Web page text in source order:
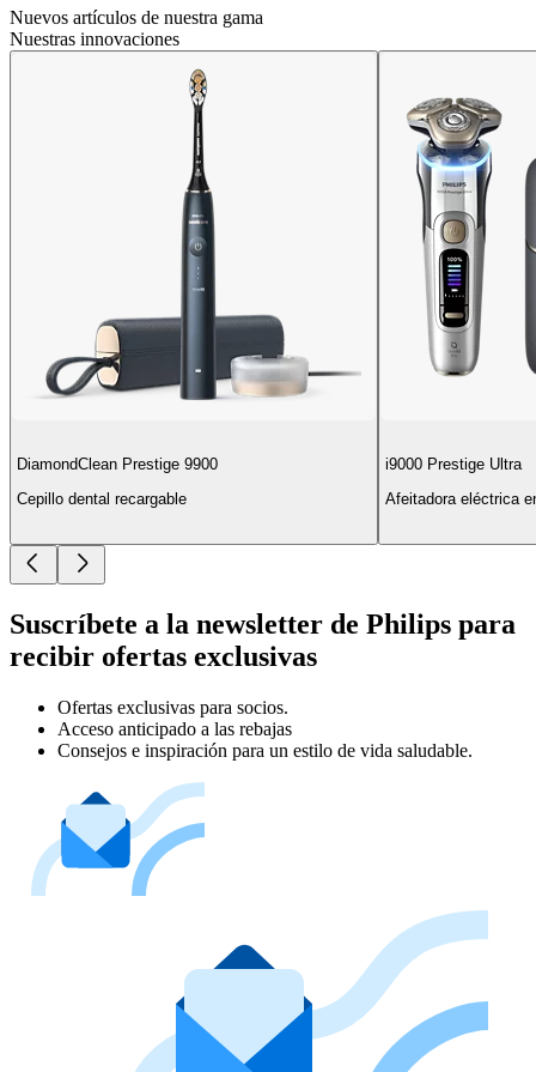
Nuevos artículos de nuestra gama
Nuestras innovaciones
DiamondClean Prestige 9900
Cepillo dental recargable
i9000 Prestige Ultra
Afeitadora eléctrica
Suscríbete a la newsletter de Philips para
recibir ofertas exclusivas
Ofertas exclusivas para socios.
Acceso anticipado a las rebajas
Consejos e inspiración para un estilo de vida saludable.